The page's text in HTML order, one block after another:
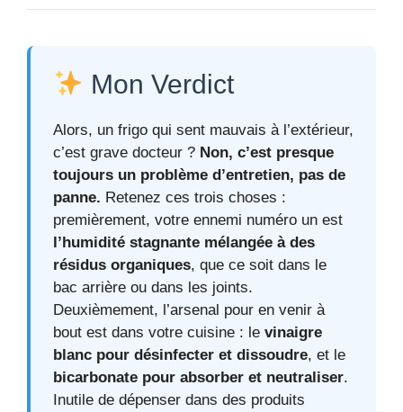
Mon Verdict
Alors, un frigo qui sent mauvais à l’extérieur,
c’est grave docteur ? Non, c’est presque
toujours un problème d’entretien, pas de
panne. Retenez ces trois choses :
premièrement, votre ennemi numéro un est
l’humidité stagnante mélangée à des
résidus organiques, que ce soit dans le
bac arrière ou dans les joints.
Deuxièmement, l’arsenal pour en venir à
bout est dans votre cuisine : le vinaigre
blanc pour désinfecter et dissoudre, et le
bicarbonate pour absorber et neutraliser.
Inutile de dépenser dans des produits